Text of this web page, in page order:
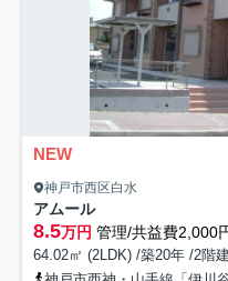
NEW
神戸市西区白水
アムール
8.5万円 管理/共益費2,000
64.02㎡ (2LDK) /築20年 /2階建